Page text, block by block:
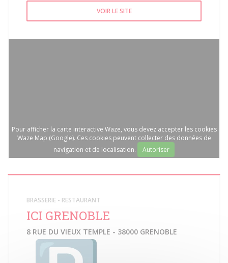
VOIR LE SITE
Pour afficher la carte interactive Waze, vous devez accepter les cookies
Waze Map (Google). Ces cookies peuvent collecter des données de
navigation et de localisation.
Autoriser
BRASSERIE - RESTAURANT
ICI GRENOBLE
8 RUE DU VIEUX TEMPLE - 38000 GRENOBLE